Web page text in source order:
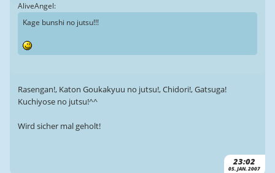
23:02
05. JAN. 2007
AliveAngel:
Kage bunshi no jutsu!!!
Rasengan!, Katon Goukakyuu no jutsu!, Chidori!, Gatsuga!
Kuchiyose no jutsu!^^
Wird sicher mal geholt!